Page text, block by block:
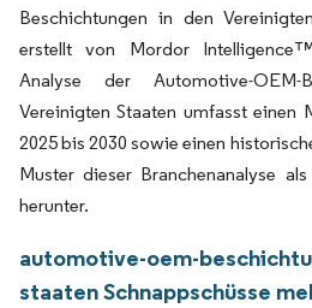
Beschichtungen in den
erstellt von Mordor
Analyse der Automotive-
Vereinigten Staaten umfasst einen
2025 bis 2030 sowie einen
Muster dieser Branchenanalyse
herunter.
automotive-oem-
staaten Schnappschüsse